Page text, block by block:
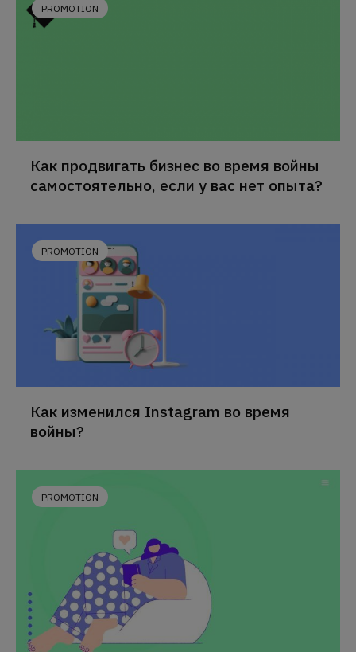
PROMOTION
Как продвигать бизнес во время войны
самостоятельно, если у вас нет опыта?
PROMOTION
Как изменился Instagram во время
войны?
PROMOTION